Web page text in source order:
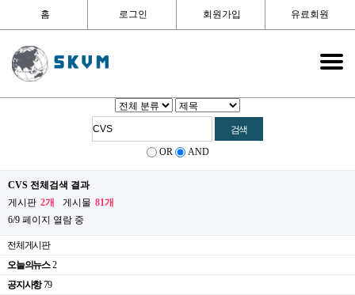
홈 로그인 회원가입 유료회원
OR AND
CVS 전체검색 결과
게시판 2개 게시물 81개
6/9 페이지 열람 중
전체게시판
오늘의뉴스 2
공지사항 79